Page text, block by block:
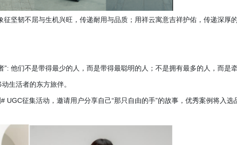
坚韧不屈与生机兴旺，传递耐用与品质；用祥云寓意吉祥护佑，传递深厚
”: 他们不是带得最少的人，而是带得最聪明的人；不是拥有最多的人，而是
生活者的东方旅伴。
UGC征集活动，邀请用户分享自己“那只自由的手”的故事，优秀案例将入选